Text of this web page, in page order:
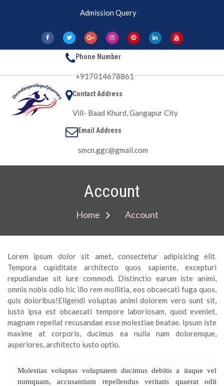
Admission Query
Pharmacy College
Phone Number
+917014678861
Contact Address
Vill- Baad Khurd, Gangapur City
Email Address
smcn.ggc@gmail.com
Account
Home Account
Lorem ipsum dolor sit amet, consectetur adipisicing elit.
Tempora cupiditate architecto quos sapiente, excepturi
repudiandae sit iure commodi. Distinctio earum iste animi,
omnis nobis odio hic illo rem mollitia, eos obcaecati fuga quos,
quis doloribus!Eligendi voluptas animi dolorem vero sunt sit,
iusto ipsa est obcaecati tempore laboriosam, quod eveniet,
magnam repellat recusandae esse molestiae beatae. Ipsum iste
maxime at corporis, ducimus ea nulla nam doloremque,
asperiores, architecto iusto optio.
Molestias voluptas voluptatem ducimus debitis a itaque vel
numquam, accusantium repellendus veritatis quaerat odit